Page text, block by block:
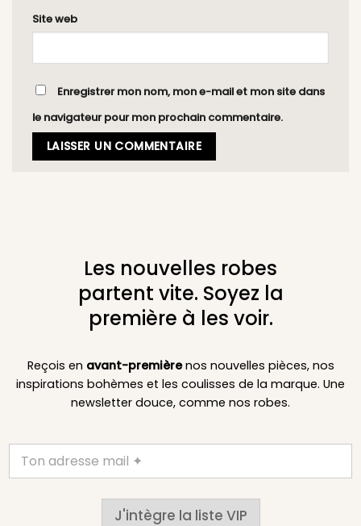
Site web
Enregistrer mon nom, mon e-mail et mon site dans
le navigateur pour mon prochain commentaire.
Les nouvelles robes
partent vite. Soyez la
première à les voir.
Reçois en avant-premièrenos nouvelles pièces, nos
inspirations bohèmes et les coulisses de la marque. Une
newsletter douce, comme nos robes.
J'intègre la liste VIP